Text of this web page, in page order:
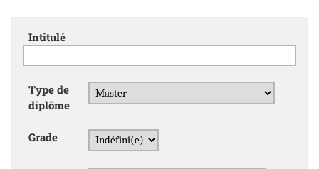
Intitulé
Type de
diplôme
Grade